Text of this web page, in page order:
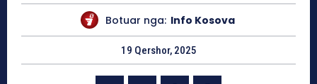
Botuar nga: Info Kosova
19 Qershor, 2025